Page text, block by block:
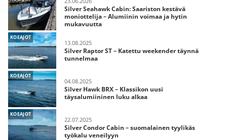
Silver Seahawk Cabin: Saariston kestävä
moniottelija – Alumiinin voimaa ja hytin
mukavuutta
KOEAJOT
13.08.2025
Silver Raptor ST – Katettu weekender täynnä
tunnelmaa
KOEAJOT
04.08.2025
Silver Hawk BRX – Klassikon uusi
täysalumiininen luku alkaa
KOEAJOT
22.07.2025
Silver Condor Cabin – suomalainen tyylikäs
työkalu veneilyyn